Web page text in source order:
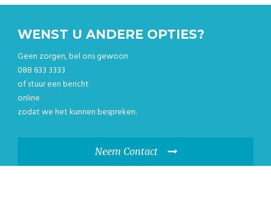
WENST U ANDERE OPTIES?
Geen zorgen, bel ons gewoon
088 633 3333
of stuur een bericht
online
zodat we het kunnen bespreken.
Neem Contact